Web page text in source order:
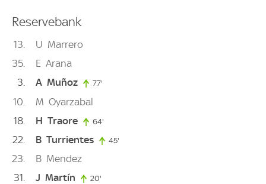
Reservebank
13 U Marrero
35
E Arana
3
A Muñoz 77'
10 M Oyarzabal
18
H Traore 64'
22 B Turrientes 45'
23 B Mendez
31
J Martín 20'